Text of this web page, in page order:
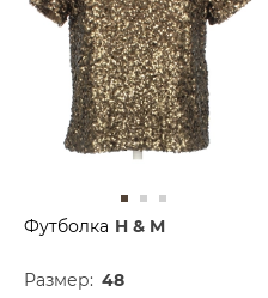
Футболка H & M
Размер: 48